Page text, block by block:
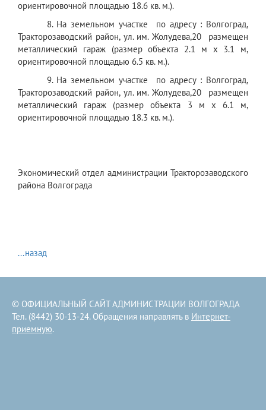
ориентировочной площадью 18.6 кв. м.).
8. На земельном участке по адресу : Волгоград,
Тракторозаводский район, ул. им. Жолудева,20 размещен
металлический гараж (размер объекта 2.1 м x 3.1 м,
ориентировочной площадью 6.5 кв. м.).
9. На земельном участке по адресу : Волгоград,
Тракторозаводский район, ул. им. Жолудева,20 размещен
металлический гараж (размер объекта 3 м x 6.1 м,
ориентировочной площадью 18.3 кв. м.).
Экономический отдел администрации Тракторозаводского
района Волгограда
...назад
© ОФИЦИАЛЬНЫЙ САЙТ АДМИНИСТРАЦИИ ВОЛГОГРАДА
Тел. (8442) 30-13-24. Обращения направлять в Интернет-
приемную.